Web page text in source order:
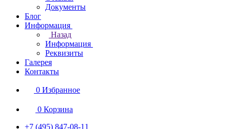
Документы
Блог
Информация
Назад
Информация
Реквизиты
Галерея
Контакты
0 Избранное
0 Корзина
+7 (495) 847-08-11